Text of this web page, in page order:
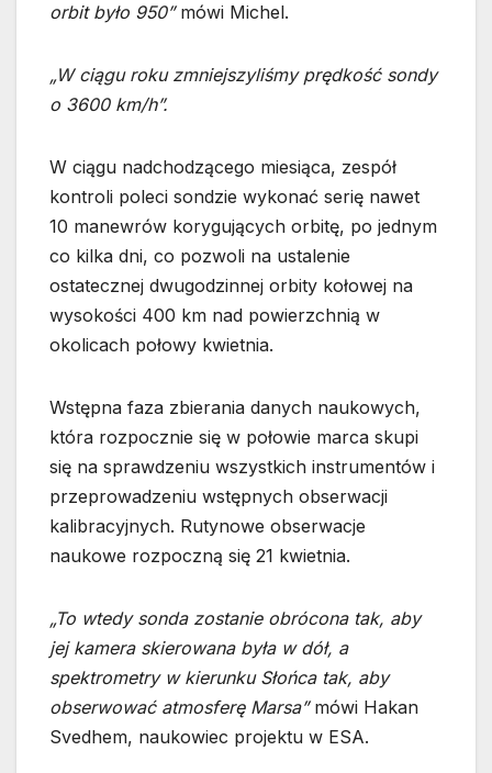
orbit było 950”mówi Michel.
„W ciągu roku zmniejszyliśmy prędkość sondy
o 3600 km/h”.
W ciągu nadchodzącego miesiąca, zespół
kontroli poleci sondzie wykonać serię nawet
10 manewrów korygujących orbitę, po jednym
co kilka dni, co pozwoli na ustalenie
ostatecznej dwugodzinnej orbity kołowej na
wysokości 400 km nad powierzchnią w
okolicach połowy kwietnia.
Wstępna faza zbierania danych naukowych,
która rozpocznie się w połowie marca skupi
się na sprawdzeniu wszystkich instrumentów i
przeprowadzeniu wstępnych obserwacji
kalibracyjnych. Rutynowe obserwacje
naukowe rozpoczną się 21 kwietnia.
„To wtedy sonda zostanie obrócona tak, aby
jej kamera skierowana była w dół, a
spektrometry w kierunku Słońca tak, aby
obserwować atmosferę Marsa”mówi Hakan
Svedhem, naukowiec projektu w ESA.